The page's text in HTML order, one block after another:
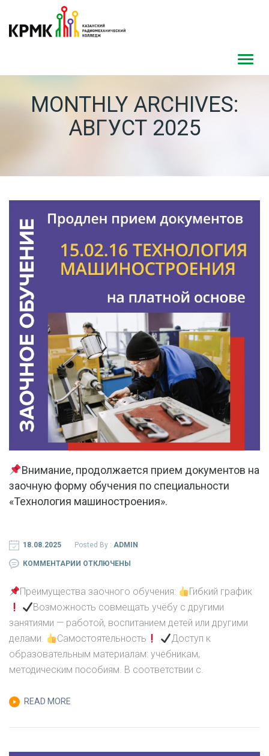
MONTHLY ARCHIVES:
АВГУСТ 2025
Внимание, продолжается прием документов на
заочную форму обучения по специальности
«Технология машиностроения».
18.08.2025 Posted By : ADMIN
КОММЕНТАРИИ К
ВНИМАНИЕ,
ПРОДОЛЖАЕТСЯ
ПРИЕМ
ДОКУМЕНТОВ
НА
СПЕЦИАЛЬНОСТИ
ОТКЛЮЧЕНЫ
Преимущества заочного обучения:
Гибкий график
Возможность совмещать учёбу с другими
занятиями — работой, воспитанием детей или другими
делами.
Самостоятельность
Доступ к
образовательным материалам: учебникам,
методическим пособиям. В соответствии с.
READ MORE